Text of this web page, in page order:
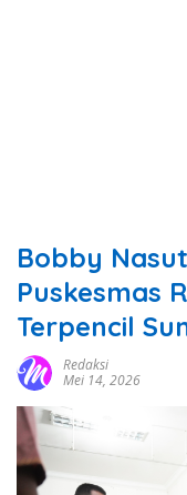
Bobby
Puskesmas
Terpencil
Redaksi
Mei 14, 2026